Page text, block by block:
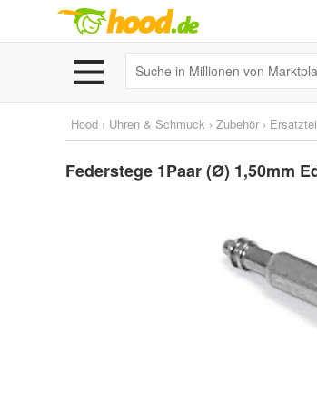
Hood › Uhren & Schmuck › Zubehör ›
Federstege 1Paar (Ø) 1,50mm